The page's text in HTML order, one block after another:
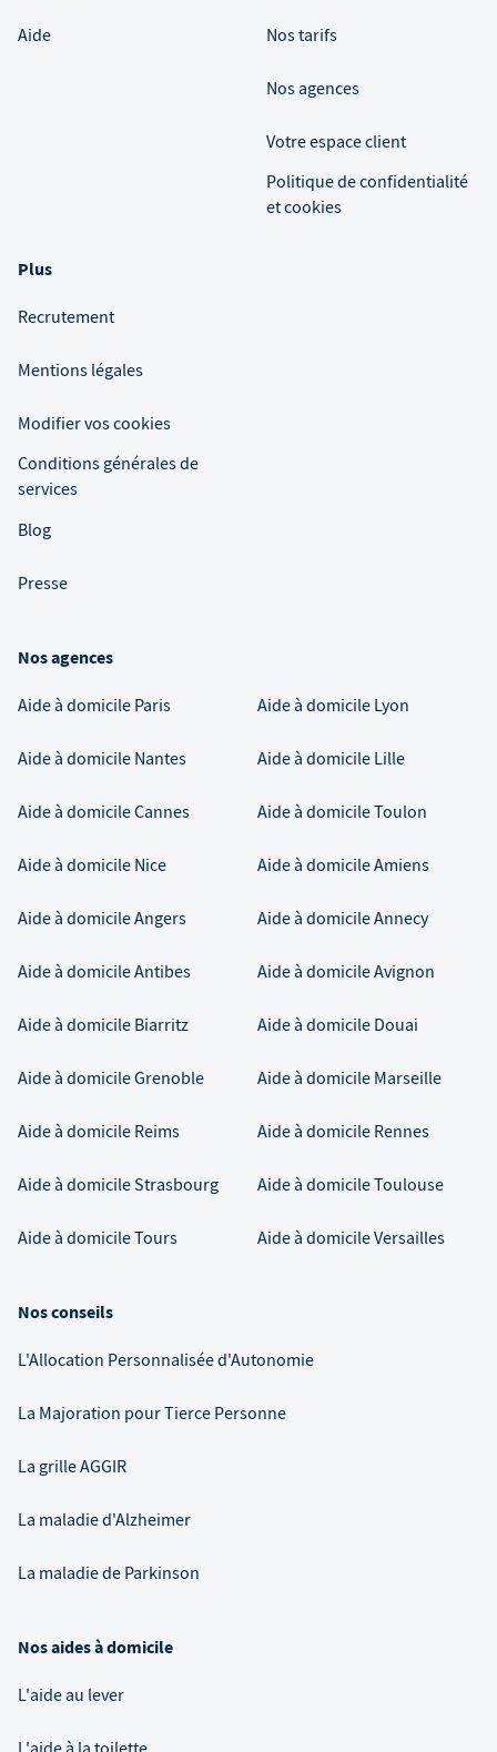
Aide Nos tarifs
Nos agences
Votre espace client
Politique de confidentialité
et cookies
Plus
Recrutement
Mentions légales
Modifier vos cookies
Conditions générales de
services
Blog
Presse
Nos agences
Aide à domicile Paris Aide à domicile Lyon
Aide à domicile Nantes Aide à domicile Lille
Aide à domicileCannes Aide à domicileToulon
Aide à domicile Nice Aide à domicileAmiens
Aide à domicileAngers Aide à domicileAnnecy
Aide à domicileAntibes Aide à domicileAvignon
Aide à domicile Biarritz Aide à domicile Douai
Aide à domicileGrenoble Aide à domicile Marseille
Aide à domicile Reims Aide à domicile Rennes
Aide à domicileStrasbourg Aide à domicileToulouse
Aide à domicileTours Aide à domicileVersailles
Nos conseils
L'Allocation Personnalisée d'Autonomie
La Majoration pour Tierce Personne
La grille AGGIR
La maladie d'Alzheimer
La maladie de Parkinson
Nos aides à domicile
L'aide au lever